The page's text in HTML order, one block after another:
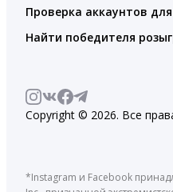
Проверка аккаунтов
Найти победителя
Copyright © 2026. Все
*Instagram и Facebook